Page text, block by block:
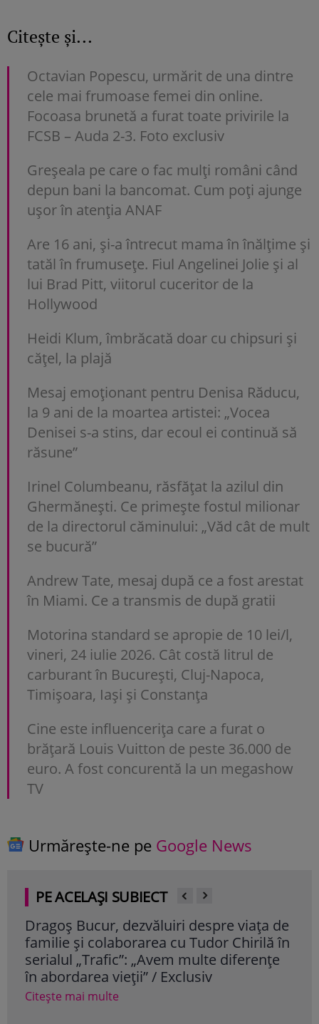
Citește și...
Octavian Popescu, urmărit de una dintre
cele mai frumoase femei din online.
Focoasa brunetă a furat toate privirile la
FCSB – Auda 2-3. Foto exclusiv
Greșeala pe care o fac mulți români când
depun bani la bancomat. Cum poți ajunge
uşor în atenția ANAF
Are 16 ani, și-a întrecut mama în înălțime și
tatăl în frumusețe. Fiul Angelinei Jolie și al
lui Brad Pitt, viitorul cuceritor de la
Hollywood
Heidi Klum, îmbrăcată doar cu chipsuri și
cățel, la plajă
Mesaj emoționant pentru Denisa Răducu,
la 9 ani de la moartea artistei: „Vocea
Denisei s-a stins, dar ecoul ei continuă să
răsune”
Irinel Columbeanu, răsfățat la azilul din
Ghermănești. Ce primește fostul milionar
de la directorul căminului: „Văd cât de mult
se bucură”
Andrew Tate, mesaj după ce a fost arestat
în Miami. Ce a transmis de după gratii
Motorina standard se apropie de 10 lei/l,
vineri, 24 iulie 2026. Cât costă litrul de
carburant în București, Cluj-Napoca,
Timișoara, Iași și Constanța
Cine este influencerița care a furat o
brățară Louis Vuitton de peste 36.000 de
euro. A fost concurentă la un megashow
TV
Urmărește-ne pe Google News
PE ACELAȘI SUBIECT
Dragoș Bucur, dezvăluiri despre viața de
familie și colaborarea cu Tudor Chirilă în
serialul „Trafic”: „Avem multe diferențe
în abordarea vieții” / Exclusiv
Citește mai multe